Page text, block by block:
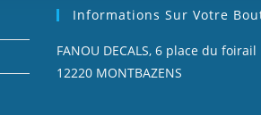
Informations Sur Votre
FANOU DECALS, 6 place du foirail
12220 MONTBAZENS